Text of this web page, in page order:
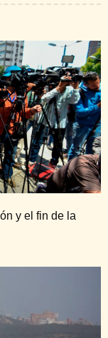
y el fin de la